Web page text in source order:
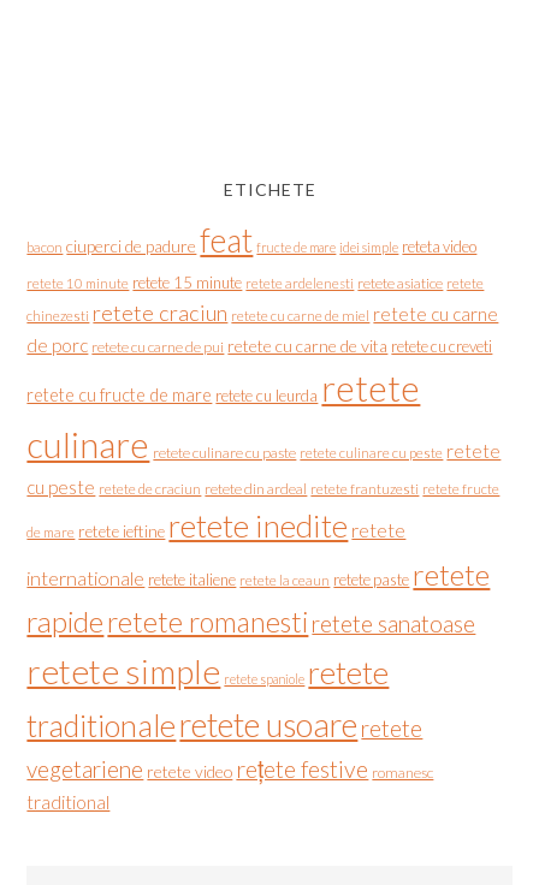
ETICHETE
bacon ciuperci de padure feat fructe de mare idei simple reteta video
retete 10 minute retete 15 minute retete ardelenesti retete asiatice retete
chinezesti retete craciun retete cu carne de miel retete cu carne
de porc retete cu carne de pui retete cu carne de vita retete cu creveti
retete cu fructe de mare retete cu leurda retete
culinare retete culinare cu paste retete culinare cu peste retete
cu peste retete de craciun retete din ardeal retete frantuzesti retete fructe
de mare retete ieftine retete inedite retete
internationale retete italiene retete la ceaun retete paste retete
rapideretete romanesti retete sanatoase
retete simple retete spaniole retete
traditionaleretete usoare retete
vegetariene retete video rețete festive romanesc
traditional